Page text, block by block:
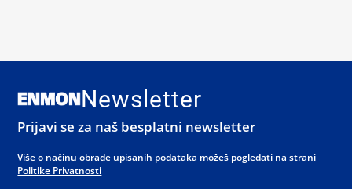
Newsletter
Prijavi se za naš besplatni newsletter
Više o načinu obrade upisanih podataka možeš pogledati na strani
Politike Privatnosti